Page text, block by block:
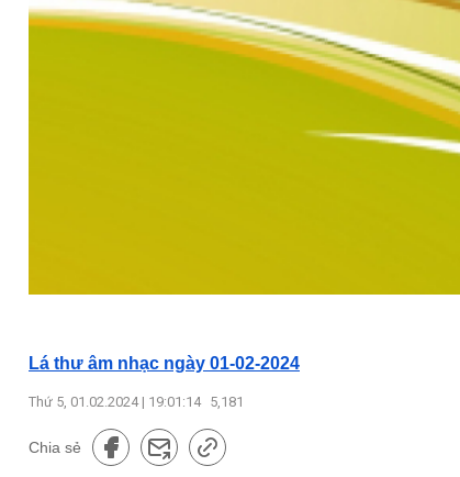
Lá thư âm nhạc ngày 01-02-2024
Thứ 5, 01.02.2024 | 19:01:14 5,181
Chia sẻ